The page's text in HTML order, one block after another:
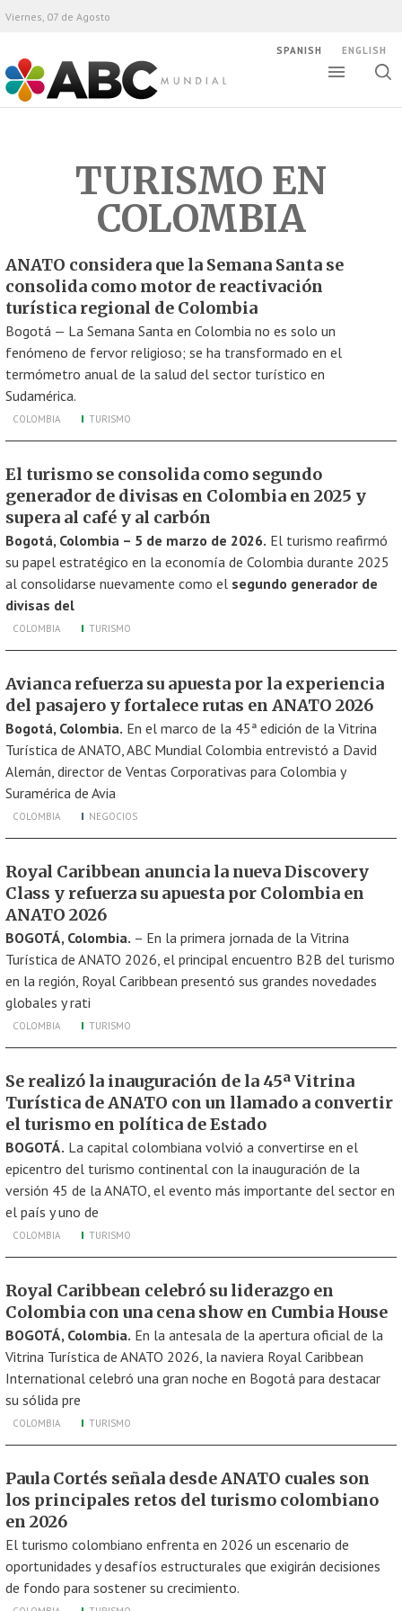
ABC Mundial
Viernes, 07 de Agosto
SPANISH ENGLISH
TURISMO EN
COLOMBIA
ANATO considera que la Semana Santa se
consolida como motor de reactivación
turística regional de Colombia
Bogotá — La Semana Santa en Colombia no es solo un
fenómeno de fervor religioso; se ha transformado en el
termómetro anual de la salud del sector turístico en
Sudamérica.
COLOMBIA TURISMO
El turismo se consolida como segundo
generador de divisas en Colombia en 2025 y
supera al café y al carbón
Bogotá, Colombia – 5 de marzo de 2026. El turismo reafirmó
su papel estratégico en la economía de Colombia durante 2025
al consolidarse nuevamente como el segundo generador de
divisas del
COLOMBIA TURISMO
Avianca refuerza su apuesta por la experiencia
del pasajero y fortalece rutas en ANATO 2026
Bogotá, Colombia. En el marco de la 45ª edición de la Vitrina
Turística de ANATO, ABC Mundial Colombia entrevistó a David
Alemán, director de Ventas Corporativas para Colombia y
Suramérica de Avia
COLOMBIA NEGOCIOS
Royal Caribbean anuncia la nueva Discovery
Class y refuerza su apuesta por Colombia en
ANATO 2026
BOGOTÁ, Colombia. – En la primera jornada de la Vitrina
Turística de ANATO 2026, el principal encuentro B2B del turismo
en la región, Royal Caribbean presentó sus grandes novedades
globales y rati
COLOMBIA TURISMO
Se realizó la inauguración de la 45ª Vitrina
Turística de ANATO con un llamado a convertir
el turismo en política de Estado
BOGOTÁ. La capital colombiana volvió a convertirse en el
epicentro del turismo continental con la inauguración de la
versión 45 de la ANATO, el evento más importante del sector en
el país y uno de
COLOMBIA TURISMO
Royal Caribbean celebró su liderazgo en
Colombia con una cena show en Cumbia House
BOGOTÁ, Colombia. En la antesala de la apertura oficial de la
Vitrina Turística de ANATO 2026, la naviera Royal Caribbean
International celebró una gran noche en Bogotá para destacar
su sólida pre
COLOMBIA TURISMO
Paula Cortés señala desde ANATO cuales son
los principales retos del turismo colombiano
en 2026
El turismo colombiano enfrenta en 2026 un escenario de
oportunidades y desafíos estructurales que exigirán decisiones
de fondo para sostener su crecimiento.